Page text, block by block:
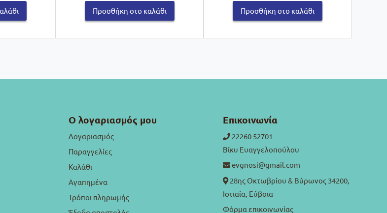
Προσθήκη στο καλάθι Προσθήκη στο καλάθι
Ο λογαριασμός μου
Λογαριασμός
Παραγγελίες
Καλάθι
Αγαπημένα
Τρόποι πληρωμής
Επικοινωνία
22260 52701
Βίκυ Ευαγγελοπούλου
evgnosi@gmail.com
28ης Οκτωβρίου & Βύρωνος 34200,
Ιστιαία, Εύβοια
Φόρμα επικοινωνίας